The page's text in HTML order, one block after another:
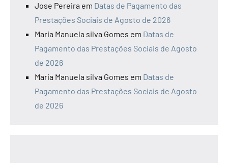
Jose Pereira em Datas de Pagamento das
Prestações Sociais de Agosto de 2026
Maria Manuela silva Gomes em Datas de
Pagamento das Prestações Sociais de Agosto
de 2026
Maria Manuela silva Gomes em Datas de
Pagamento das Prestações Sociais de Agosto
de 2026